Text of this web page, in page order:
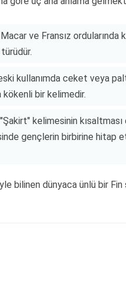
ve Fransız ordularında
kullanımda ceket veya
kökenli bir kelimedir.
kelimesinin
gençlerin birbirine hitap
bilinen dünyaca ünlü bir